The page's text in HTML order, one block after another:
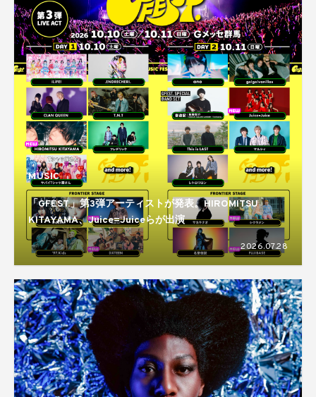
MUSIC
「GFEST.」第3弾アーティストが発表。HIROMITSU
KITAYAMA、Juice=Juiceらが出演
2026.07.28